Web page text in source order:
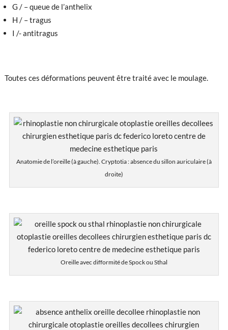
G / – queue de l’anthelix
H / – tragus
I /- antitragus
Toutes ces déformations peuvent être traité avec le moulage.
Anatomie de l’oreille (à gauche). Cryptotia : absence du sillon auriculaire (à
droite)
Oreille avec difformité de Spock ou Sthal